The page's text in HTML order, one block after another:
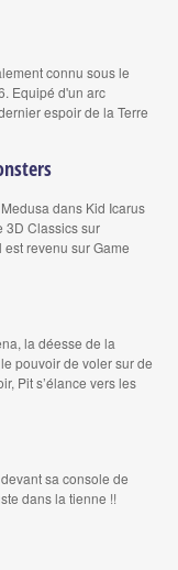
connu sous le
Equipé d'un arc
espoir de la Terre
dans Kid Icarus
3D Classics sur
revenu sur Game
la déesse de la
pouvoir de voler sur de
Pit s’élance vers les
sa console de
dans la tienne !!